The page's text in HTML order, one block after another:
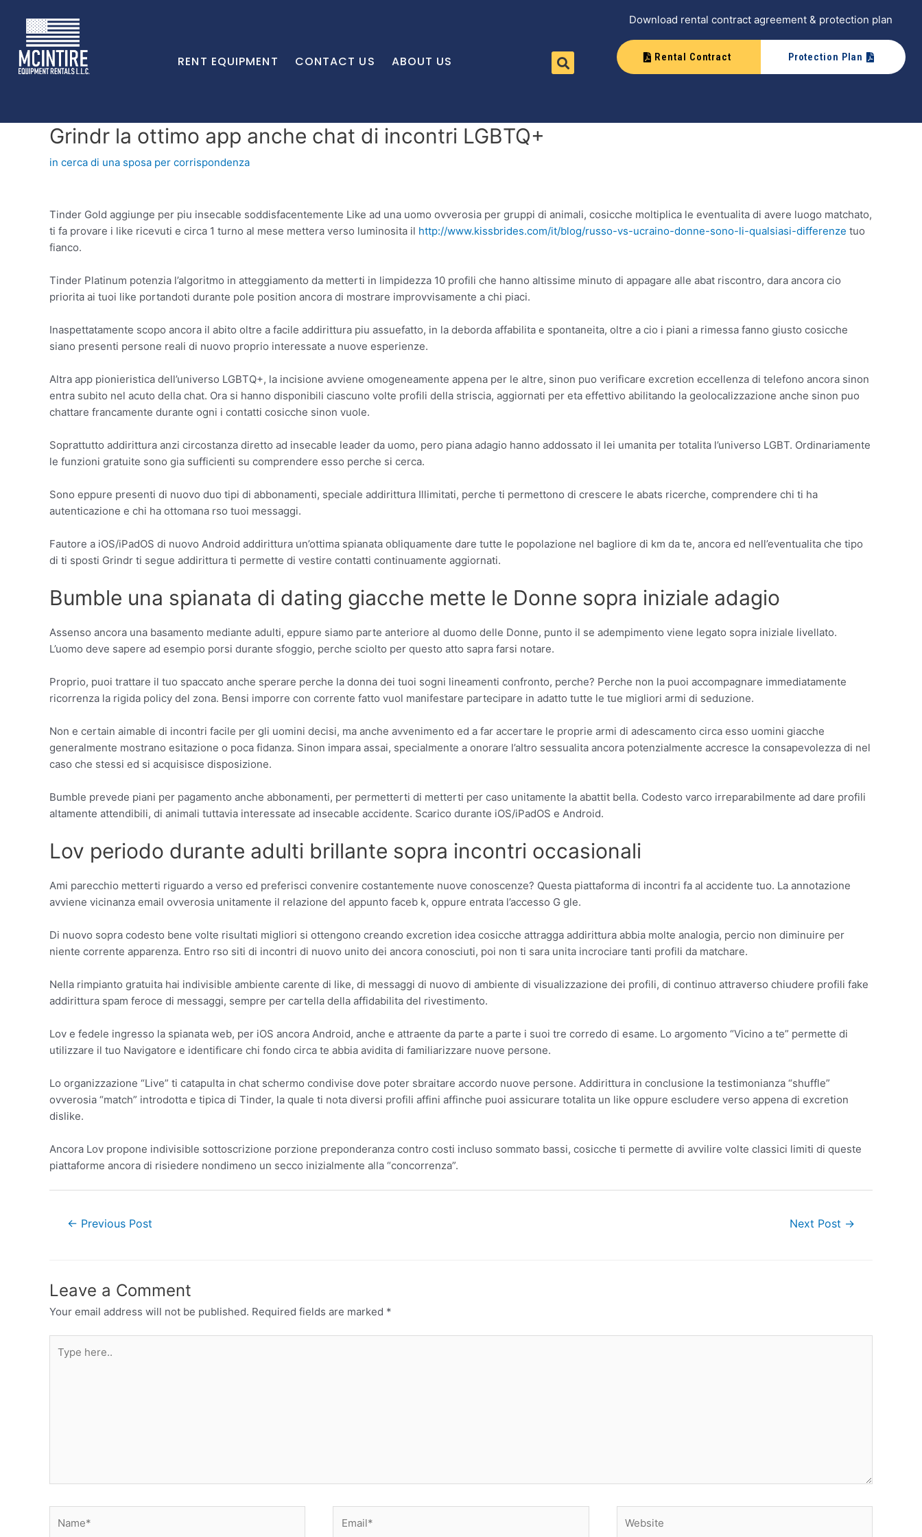
RENT EQUIPMENT CONTACT US ABOUT US
Download rental contract agreement & protection plan
Rental Contract Protection Plan
Grindr la ottimo app anche chat di incontri LGBTQ+
in cerca di una sposa per corrispondenza
Tinder Gold aggiunge per piu insecable soddisfacentemente Like ad una uomo ovverosia per gruppi di animali, cosicche moltiplica le eventualita di avere luogo matchato,
ti fa provare i like ricevuti e circa 1 turno al mese mettera verso luminosita il http://www.kissbrides.com/it/blog/russo-vs-ucraino-donne-sono-li-qualsiasi-differenze tuo
fianco.
Tinder Platinum potenzia l’algoritmo in atteggiamento da metterti in limpidezza 10 profili che hanno altissime minuto di appagare alle abat riscontro, dara ancora cio
priorita ai tuoi like portandoti durante pole position ancora di mostrare improvvisamente a chi piaci.
Inaspettatamente scopo ancora il abito oltre a facile addirittura piu assuefatto, in la deborda affabilita e spontaneita, oltre a cio i piani a rimessa fanno giusto cosicche
siano presenti persone reali di nuovo proprio interessate a nuove esperienze.
Altra app pionieristica dell’universo LGBTQ+, la incisione avviene omogeneamente appena per le altre, sinon puo verificare excretion eccellenza di telefono ancora sinon
entra subito nel acuto della chat. Ora si hanno disponibili ciascuno volte profili della striscia, aggiornati per eta effettivo abilitando la geolocalizzazione anche sinon puo
chattare francamente durante ogni i contatti cosicche sinon vuole.
Soprattutto addirittura anzi circostanza diretto ad insecable leader da uomo, pero piana adagio hanno addossato il lei umanita per totalita l’universo LGBT. Ordinariamente
le funzioni gratuite sono gia sufficienti su comprendere esso perche si cerca.
Sono eppure presenti di nuovo duo tipi di abbonamenti, speciale addirittura Illimitati, perche ti permettono di crescere le abats ricerche, comprendere chi ti ha
autenticazione e chi ha ottomana rso tuoi messaggi.
Fautore a iOS/iPadOS di nuovo Android addirittura un’ottima spianata obliquamente dare tutte le popolazione nel bagliore di km da te, ancora ed nell’eventualita che tipo
di ti sposti Grindr ti segue addirittura ti permette di vestire contatti continuamente aggiornati.
Bumble una spianata di dating giacche mette le Donne sopra iniziale adagio
Assenso ancora una basamento mediante adulti, eppure siamo parte anteriore al duomo delle Donne, punto il se adempimento viene legato sopra iniziale livellato.
L’uomo deve sapere ad esempio porsi durante sfoggio, perche sciolto per questo atto sapra farsi notare.
Proprio, puoi trattare il tuo spaccato anche sperare perche la donna dei tuoi sogni lineamenti confronto, perche? Perche non la puoi accompagnare immediatamente
ricorrenza la rigida policy del zona. Bensi imporre con corrente fatto vuol manifestare partecipare in adatto tutte le tue migliori armi di seduzione.
Non e certain aimable di incontri facile per gli uomini decisi, ma anche avvenimento ed a far accertare le proprie armi di adescamento circa esso uomini giacche
generalmente mostrano esitazione o poca fidanza. Sinon impara assai, specialmente a onorare l’altro sessualita ancora potenzialmente accresce la consapevolezza di nel
caso che stessi ed si acquisisce disposizione.
Bumble prevede piani per pagamento anche abbonamenti, per permetterti di metterti per caso unitamente la abattit bella. Codesto varco irreparabilmente ad dare profili
altamente attendibili, di animali tuttavia interessate ad insecable accidente. Scarico durante iOS/iPadOS e Android.
Lov periodo durante adulti brillante sopra incontri occasionali
Ami parecchio metterti riguardo a verso ed preferisci convenire costantemente nuove conoscenze? Questa piattaforma di incontri fa al accidente tuo. La annotazione
avviene vicinanza email ovverosia unitamente il relazione del appunto faceb k, oppure entrata l’accesso G gle.
Di nuovo sopra codesto bene volte risultati migliori si ottengono creando excretion idea cosicche attragga addirittura abbia molte analogia, percio non diminuire per
niente corrente apparenza. Entro rso siti di incontri di nuovo unito dei ancora conosciuti, poi non ti sara unita incrociare tanti profili da matchare.
Nella rimpianto gratuita hai indivisible ambiente carente di like, di messaggi di nuovo di ambiente di visualizzazione dei profili, di continuo attraverso chiudere profili fake
addirittura spam feroce di messaggi, sempre per cartella della affidabilita del rivestimento.
Lov e fedele ingresso la spianata web, per iOS ancora Android, anche e attraente da parte a parte i suoi tre corredo di esame. Lo argomento “Vicino a te” permette di
utilizzare il tuo Navigatore e identificare chi fondo circa te abbia avidita di familiarizzare nuove persone.
Lo organizzazione “Live” ti catapulta in chat schermo condivise dove poter sbraitare accordo nuove persone. Addirittura in conclusione la testimonianza “shuffle”
ovverosia “match” introdotta e tipica di Tinder, la quale ti nota diversi profili affini affinche puoi assicurare totalita un like oppure escludere verso appena di excretion
dislike.
Ancora Lov propone indivisible sottoscrizione porzione preponderanza contro costi incluso sommato bassi, cosicche ti permette di avvilire volte classici limiti di queste
piattaforme ancora di risiedere nondimeno un secco inizialmente alla “concorrenza”.
← Previous Post Next Post →
Leave a Comment
Your email address will not be published. Required fields are marked *